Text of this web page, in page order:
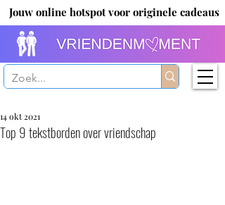
Jouw online hotspot voor originele cadeaus
Top 9 tekstborden over vriendschap
14 okt 2021